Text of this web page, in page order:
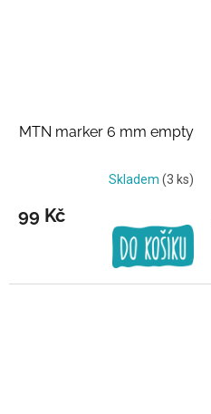
MTN marker 6 mm empty
Skladem (3 ks)
99 Kč